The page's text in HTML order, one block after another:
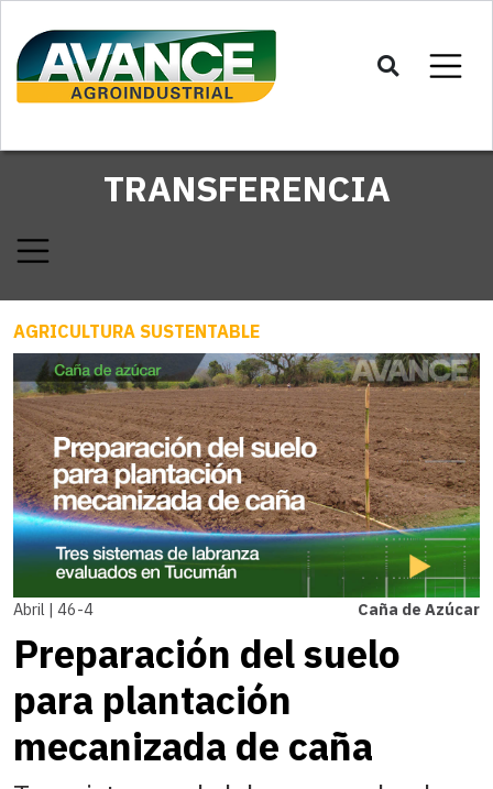
TRANSFERENCIA
AGRICULTURA SUSTENTABLE
Abril | 46-4 Caña de Azúcar
Preparación del suelo
para plantación
mecanizada de caña